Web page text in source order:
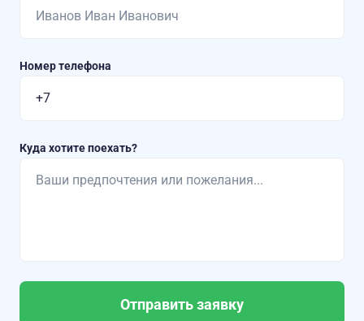
Номер телефона
Куда хотите поехать?
Отправить заявку